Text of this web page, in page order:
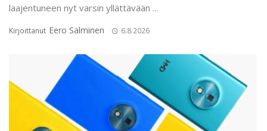
laajentuneen nyt varsin yllättävään ...
Kirjoittanut Eero Salminen 6.8.2026